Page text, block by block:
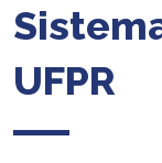
UFPR